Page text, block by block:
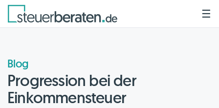
☰
Blog
Progression bei der
Einkommensteuer